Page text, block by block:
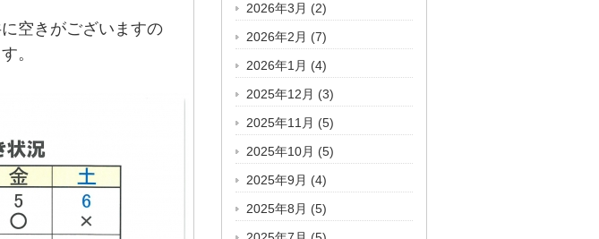
空きがございますの
。
2026年3月 (2)
2026年2月 (7)
2026年1月 (4)
2025年12月 (3)
2025年11月 (5)
2025年10月 (5)
2025年9月 (4)
2025年8月 (5)